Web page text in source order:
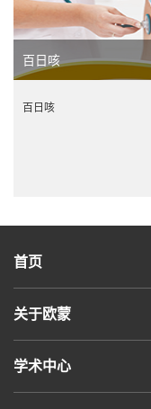
百日咳
百日咳
首页
关于欧蒙
学术中心